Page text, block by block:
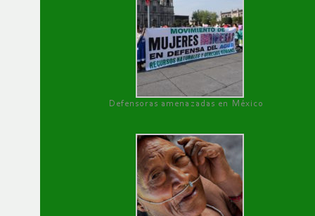
Defensoras amenazadas en México